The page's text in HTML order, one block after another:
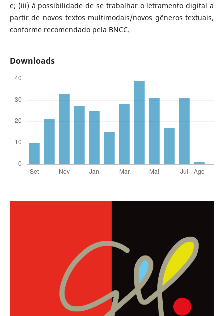
e; (iii) à possibilidade de se trabalhar o letramento digital a
partir de novos textos multimodais/novos gêneros textuais,
conforme recomendado pela BNCC.
Downloads